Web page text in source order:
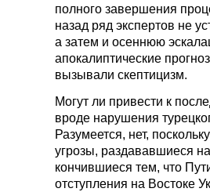
полного завершения
назад ряд экспертов не
а затем и осеннюю
апокалиптические
вызывали скептицизм.
Могут ли привести к
вроде нарушения
Разумеется, нет,
угрозы, раздававшиеся
кончившиеся тем, что
отступления на Востоке